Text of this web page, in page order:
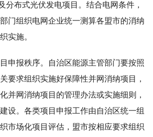
分布式光伏发电项目。结合电网条件，
门组织电网企业统一测算各盟市的消纳
实施。
目申报秩序。自治区能源主管部门要按照
要求组织实施好保障性并网消纳项目，
并网消纳项目的管理办法或实施细则，
设。各类项目申报工作由自治区统一组
市场化项目评估，盟市按相应要求组织